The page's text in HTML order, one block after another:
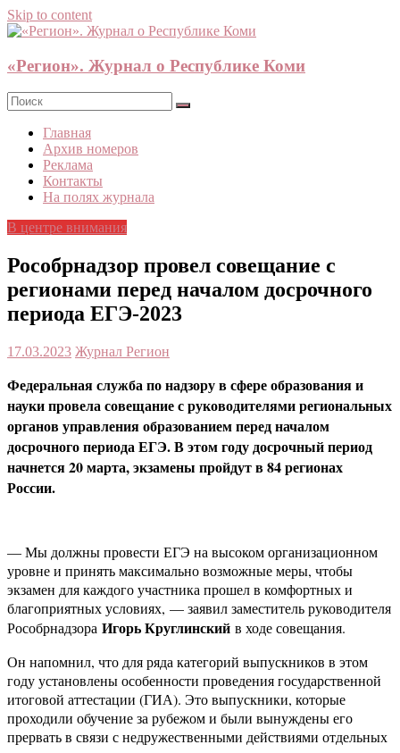
Skip to content
«Регион». Журнал о Республике Коми
Главная
Архив номеров
Реклама
Контакты
На полях журнала
В центре внимания
Рособрнадзор провел совещание с
регионами перед началом досрочного
периода ЕГЭ-2023
17.03.2023 Журнал Регион
Федеральная служба по надзору в сфере образования и
науки провела совещание с руководителями региональных
органов управления образованием перед началом
досрочного периода ЕГЭ. В этом году досрочный период
начнется 20 марта, экзамены пройдут в 84 регионах
России.
— Мы должны провести ЕГЭ на высоком организационном
уровне и принять максимально возможные меры, чтобы
экзамен для каждого участника прошел в комфортных и
благоприятных условиях, — заявил заместитель руководителя
Рособрнадзора Игорь Круглинский в ходе совещания.
Он напомнил, что для ряда категорий выпускников в этом
году установлены особенности проведения государственной
итоговой аттестации (ГИА). Это выпускники, которые
проходили обучение за рубежом и были вынуждены его
прервать в связи с недружественными действиями отдельных